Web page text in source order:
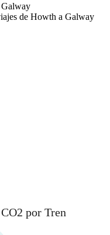
de Howth a Galway
por Tren